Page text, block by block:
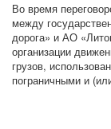
Во время
между
дорога» и АО
организации
грузов,
пограничными и